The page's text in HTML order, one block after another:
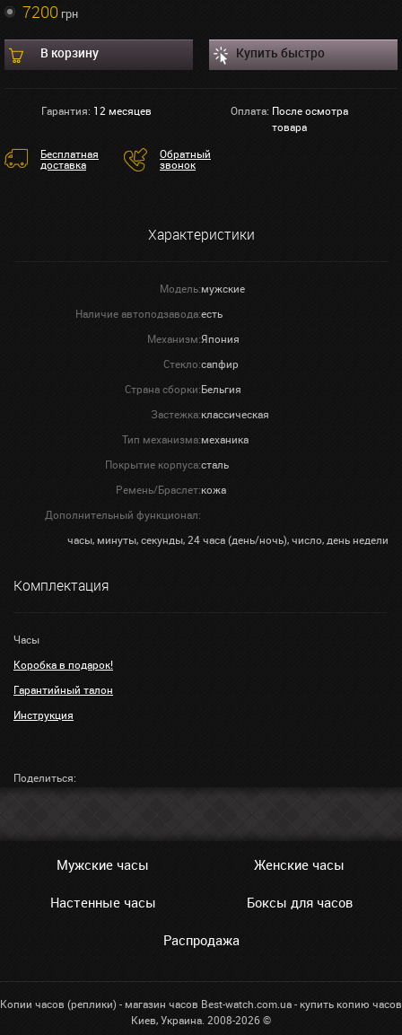
7200грн
В корзину Купить быстро
Гарантия: 12 месяцев Оплата: После осмотра
товара
Бесплатная
доставка
Обратный
звонок
Характеристики
Модель:мужские
Наличие автоподзавода:есть
Механизм:Япония
Стекло:сапфир
Страна сборки:Бельгия
Застежка:классическая
Тип механизма:механика
Покрытие корпуса:сталь
Ремень/Браслет:кожа
Дополнительный функционал:
часы, минуты, секунды, 24 часа (день/ночь), число, день недели
Комплектация
Часы
Коробка в подарок!
Гарантийный талон
Инструкция
Поделиться:
Мужские часы Женские часы
Настенные часы Боксы для часов
Распродажа
Копии часов (реплики) - магазин часов Best-watch.com.ua - купить копию часов
Киев, Украина. 2008-2026 ©